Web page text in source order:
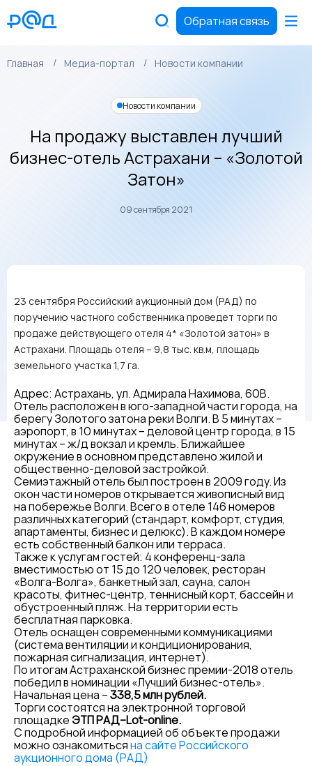
Обратная связь
Главная Медиа-портал Новости компании
Новости компании
На продажу выставлен лучший
бизнес-отель Астрахани – «Золотой
Затон»
09 сентября 2021
23 сентября Российский аукционный дом (РАД) по
поручению частного собственника проведет торги по
продаже действующего отеля 4* «Золотой затон» в
Астрахани. Площадь отеля – 9,8 тыс. кв.м, площадь
земельного участка 1,7 га.
Адрес: Астрахань, ул. Адмирала Нахимова, 60В.
Отель расположен в юго-западной части города, на
берегу Золотого затона реки Волги. В 5 минутах –
аэропорт, в 10 минутах – деловой центр города, в 15
минутах – ж/д вокзал и кремль. Ближайшее
окружение в основном представлено жилой и
общественно-деловой застройкой.
Семиэтажный отель был построен в 2009 году. Из
окон части номеров открывается живописный вид
на побережье Волги. Всего в отеле 146 номеров
различных категорий (стандарт, комфорт, студия,
апартаменты, бизнес и делюкс). В каждом номере
есть собственный балкон или терраса.
Также к услугам гостей: 4 конференц-зала
вместимостью от 15 до 120 человек, ресторан
«Волга-Волга», банкетный зал, сауна, салон
красоты, фитнес-центр, теннисный корт, бассейн и
обустроенный пляж. На территории есть
бесплатная парковка.
Отель оснащен современными коммуникациями
(система вентиляции и кондиционирования,
пожарная сигнализация, интернет).
По итогам Астраханской бизнес премии-2018 отель
победил в номинации «Лучший бизнес-отель».
Начальная цена –338,5 млн рублей.
Торги состоятся на электронной торговой
площадкеЭТП РАД–Lot-online.
С подробной информацией об объекте продажи
можно ознакомитьсяна сайте Российского
аукционного дома (РАД)